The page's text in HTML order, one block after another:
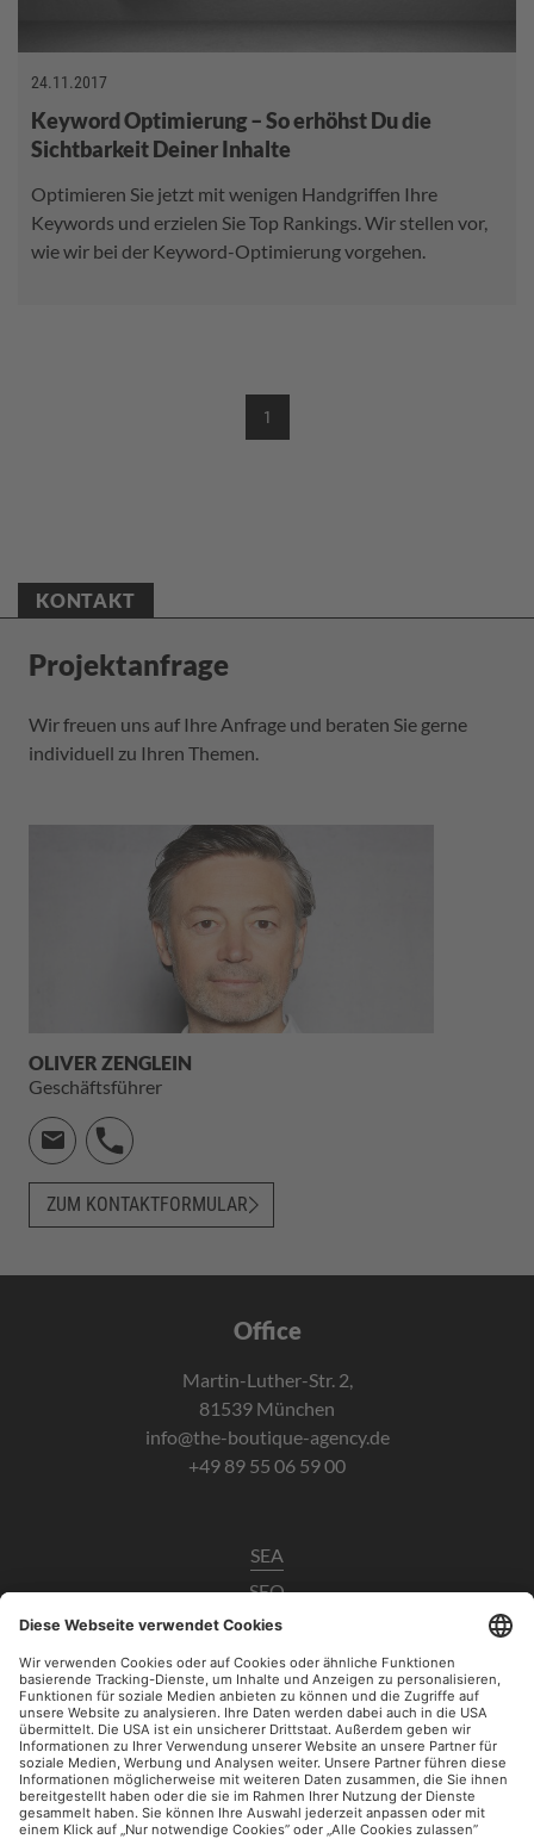
24.11.2017
Keyword Optimierung – So erhöhst Du die
Sichtbarkeit Deiner Inhalte
Optimieren Sie jetzt mit wenigen Handgriffen Ihre
Keywords und erzielen Sie Top Rankings. Wir stellen vor,
wie wir bei der Keyword-Optimierung vorgehen.
1(CURRENT)
KONTAKT
Projektanfrage
Wir freuen uns auf Ihre Anfrage und beraten Sie gerne
individuell zu Ihren Themen.
OLIVER ZENGLEIN
Geschäftsführer
ZUM KONTAKTFORMULAR
Office
Martin-Luther-Str. 2,
81539 München
info@the-boutique-agency.de
+49 89 55 06 59 00
SEA
SEO
Data Analytics
UX / CRO
Paid Social